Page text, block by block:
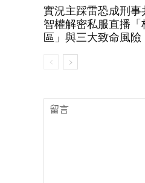
實況主踩雷恐成刑事
智權解密私服直播「
區」與三大致命風險